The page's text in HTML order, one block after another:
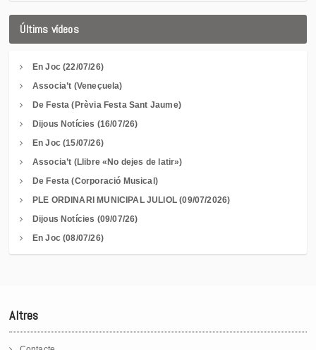
Últims vídeos
En Joc (22/07/26)
Associa’t (Veneçuela)
De Festa (Prèvia Festa Sant Jaume)
Dijous Notícies (16/07/26)
En Joc (15/07/26)
Associa’t (Llibre «No dejes de latir»)
De Festa (Corporació Musical)
PLE ORDINARI MUNICIPAL JULIOL (09/07/2026)
Dijous Notícies (09/07/26)
En Joc (08/07/26)
Altres